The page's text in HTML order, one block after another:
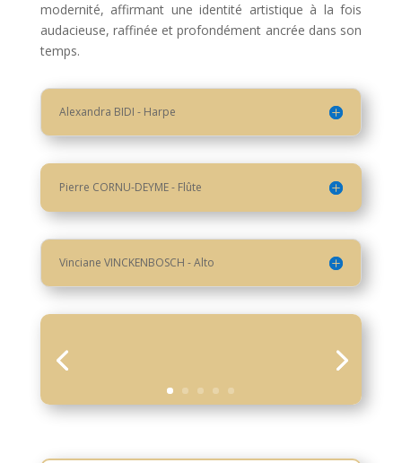
modernité, affirmant une identité artistique à la fois
audacieuse, raffinée et profondément ancrée dans son
temps.
Alexandra BIDI - Harpe
Pierre CORNU-DEYME - Flûte
Vinciane VINCKENBOSCH - Alto